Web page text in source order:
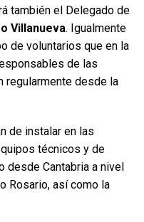
también el Delegado de
Villanueva. Igualmente
de voluntarios que en la
de las
regularmente desde la
de instalar en las
técnicos y de
desde Cantabria a nivel
Rosario, así como la